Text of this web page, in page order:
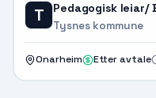
T Pedagogisk leiar/
Tysnes kommune
Onarheim Etter avtale